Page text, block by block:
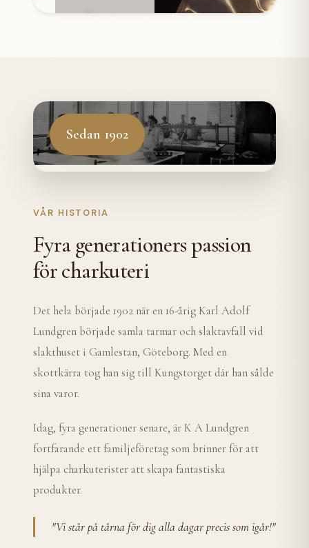
Sedan 1902
VÅR HISTORIA
Fyra generationers passion
för charkuteri
Det hela började 1902 när en 16-årig Karl Adolf
Lundgren började samla tarmar och slaktavfall vid
slakthuset i Gamlestan, Göteborg. Med en
skottkärra tog han sig till Kungstorget där han sålde
sina varor.
Idag, fyra generationer senare, är K A Lundgren
fortfarande ett familjeföretag som brinner för att
hjälpa charkuterister att skapa fantastiska
produkter.
"Vi står på tårna för dig alla dagar precis som igår!"